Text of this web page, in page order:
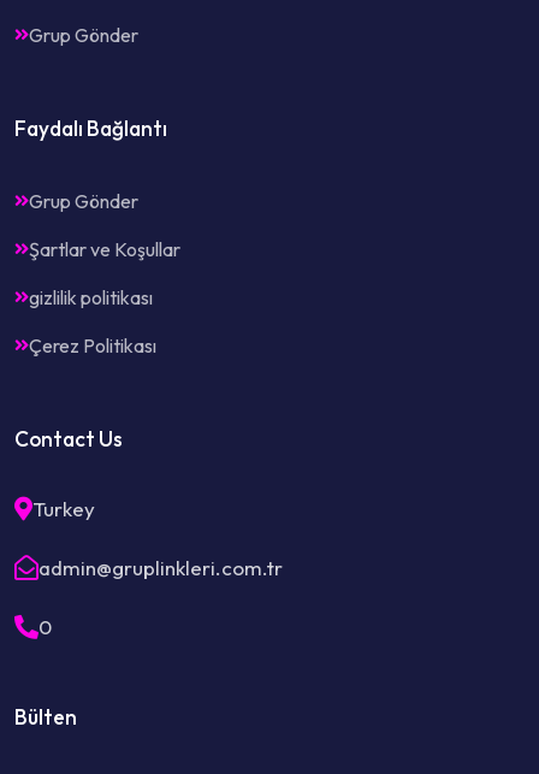
Grup Gönder
Faydalı Bağlantı
Grup Gönder
Şartlar ve Koşullar
gizlilik politikası
Çerez Politikası
Contact Us
Turkey
admin@gruplinkleri.com.tr
0
Bülten